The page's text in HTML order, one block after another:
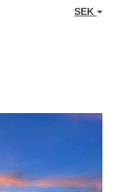
SEK
Next